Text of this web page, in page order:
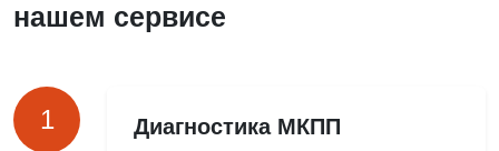
нашем сервисе
1 Диагностика МКПП